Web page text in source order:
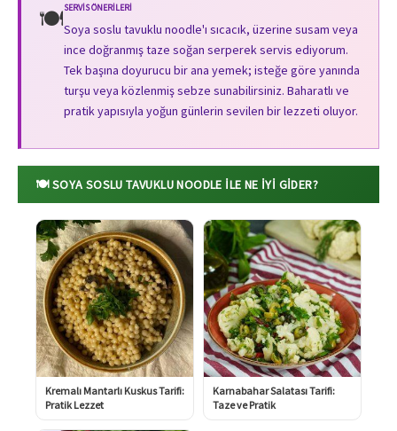
🍽️SERVIS ÖNERILERI
Soya soslu tavuklu noodle'ı sıcacık, üzerine susam veya
ince doğranmış taze soğan serperek servis ediyorum.
Tek başına doyurucu bir ana yemek; isteğe göre yanında
turşu veya közlenmiş sebze sunabilirsiniz. Baharatlı ve
pratik yapısıyla yoğun günlerin sevilen bir lezzeti oluyor.
🍽️ SOYA SOSLU TAVUKLU NOODLE ILE NE İYI GIDER?
Kremalı Mantarlı Kuskus Tarifi:
Pratik Lezzet
Karnabahar Salatası Tarifi:
Taze ve Pratik